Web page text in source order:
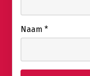
Naam *